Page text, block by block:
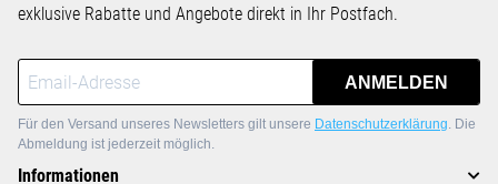
exklusive Rabatte und Angebote direkt in Ihr Postfach.
ANMELDEN
Für den Versand unseres Newsletters gilt unsere Datenschutzerklärung. Die
Abmeldung ist jederzeit möglich.
Informationen